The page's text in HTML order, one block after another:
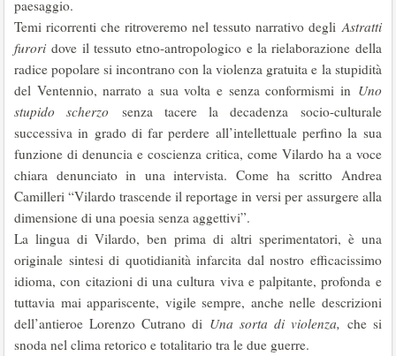
paesaggio.
Temi ricorrenti che ritroveremo nel tessuto narrativo degliAstratti
furoridove il tessuto etno-antropologico e la rielaborazione della
radice popolare si incontrano con la violenza gratuita e la stupidità
del Ventennio, narrato a sua volta e senza conformismi in Uno
stupido scherzo senza tacere la decadenza socio-culturale
successiva in grado di far perdere all’intellettuale perfino la sua
funzione di denuncia e coscienza critica, come Vilardo ha a voce
chiara denunciato in una intervista. Come ha scritto Andrea
Camilleri “Vilardo trascende il reportage in versi per assurgere alla
dimensione di una poesia senza aggettivi”.
La lingua di Vilardo, ben prima di altri sperimentatori, è una
originale sintesi di quotidianità infarcita dal nostro efficacissimo
idioma, con citazioni di una cultura viva e palpitante, profonda e
tuttavia mai appariscente, vigile sempre, anche nelle descrizioni
dell’antieroe Lorenzo Cutrano di Una sorta di violenza, che si
snoda nel clima retorico e totalitario tra le due guerre.